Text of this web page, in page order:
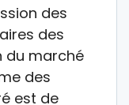
des
des
du marché
des
est de